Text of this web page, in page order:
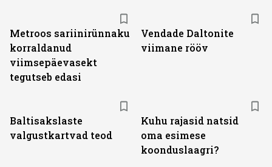
Metroos sariinirünnaku
korraldanud
viimsepäevasekt
tegutseb edasi
Vendade Daltonite
viimane rööv
Baltisakslaste
valgustkartvad teod
Kuhu rajasid natsid
oma esimese
koonduslaagri?